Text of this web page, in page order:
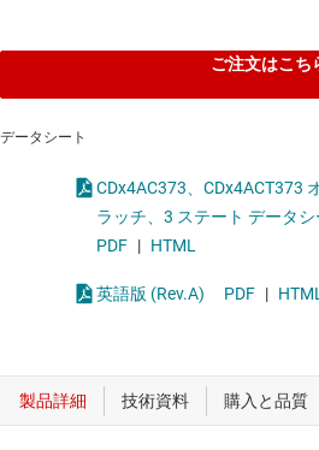
ご注文はこち
データシート
CDx4AC373、CDx4ACT373
ラッチ、3 ステート データシ
PDF | HTML
英語版 (Rev.A) PDF |